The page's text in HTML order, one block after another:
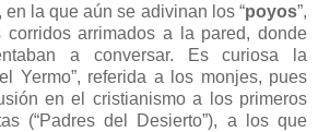
la que aún se adivinan los “poyos”,
corridos arrimados a la pared, donde
a conversar. Es curiosa la
Yermo”, referida a los monjes, pues
en el cristianismo a los primeros
(“Padres del Desierto”), a los que